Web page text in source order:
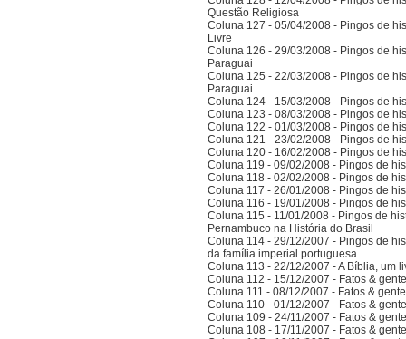
Questão Religiosa
Coluna 127 - 05/04/2008 - Pingos de
Livre
Coluna 126 - 29/03/2008 - Pingos de
Paraguai
Coluna 125 - 22/03/2008 - Pingos de
Paraguai
Coluna 124 - 15/03/2008 - Pingos de
Coluna 123 - 08/03/2008 - Pingos de
Coluna 122 - 01/03/2008 - Pingos de
Coluna 121 - 23/02/2008 - Pingos de
Coluna 120 - 16/02/2008 - Pingos de
Coluna 119 - 09/02/2008 - Pingos de
Coluna 118 - 02/02/2008 - Pingos de
Coluna 117 - 26/01/2008 - Pingos de
Coluna 116 - 19/01/2008 - Pingos de
Coluna 115 - 11/01/2008 - Pingos de
Pernambuco na História do Brasil
Coluna 114 - 29/12/2007 - Pingos de
da família imperial portuguesa
Coluna 113 - 22/12/2007 - A Bíblia, um
Coluna 112 - 15/12/2007 - Fatos &
Coluna 111 - 08/12/2007 - Fatos &
Coluna 110 - 01/12/2007 - Fatos &
Coluna 109 - 24/11/2007 - Fatos &
Coluna 108 - 17/11/2007 - Fatos &